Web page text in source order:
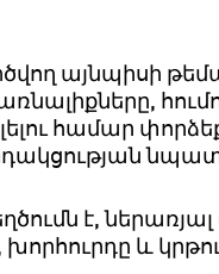
այնպիսի
,
համար
է,ներառյալ
խորհուրդը և